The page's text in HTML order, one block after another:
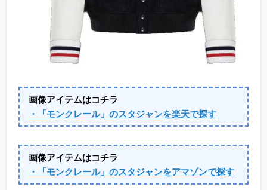
画像アイテムはコチラ
・「モンクレール」のスタジャンを楽天で探す
画像アイテムはコチラ
・「モンクレール」のスタジャンをアマゾンで探す